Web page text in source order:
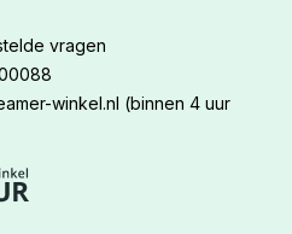
vragen
winkel.nl (binnen 4 uur